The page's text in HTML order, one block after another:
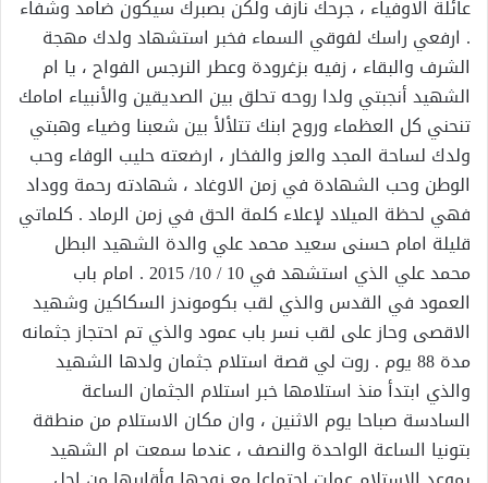
عائلة الاوفياء ، جرحك نازف ولكن بصبرك سيكون ضامد وشفاء
. ارفعي راسك لفوقي السماء فخبر استشهاد ولدك مهجة
الشرف والبقاء ، زفيه بزغرودة وعطر النرجس الفواح ، يا ام
الشهيد أنجبتي ولدا روحه تحلق بين الصديقين والأنبياء امامك
تنحني كل العظماء وروح ابنك تتلألأ بين شعبنا وضياء وهبتي
ولدك لساحة المجد والعز والفخار ، ارضعته حليب الوفاء وحب
الوطن وحب الشهادة في زمن الاوغاد ، شهادته رحمة ووداد
فهي لحظة الميلاد لإعلاء كلمة الحق في زمن الرماد . كلماتي
قليلة امام حسنى سعيد محمد علي والدة الشهيد البطل
محمد علي الذي استشهد في 10 / 10/ 2015 . امام باب
العمود في القدس والذي لقب بكوموندز السكاكين وشهيد
الاقصى وحاز على لقب نسر باب عمود والذي تم احتجاز جثمانه
مدة 88 يوم . روت لي قصة استلام جثمان ولدها الشهيد
والذي ابتدأ منذ استلامها خبر استلام الجثمان الساعة
السادسة صباحا يوم الاثنين ، وان مكان الاستلام من منطقة
بتونيا الساعة الواحدة والنصف ، عندما سمعت ام الشهيد